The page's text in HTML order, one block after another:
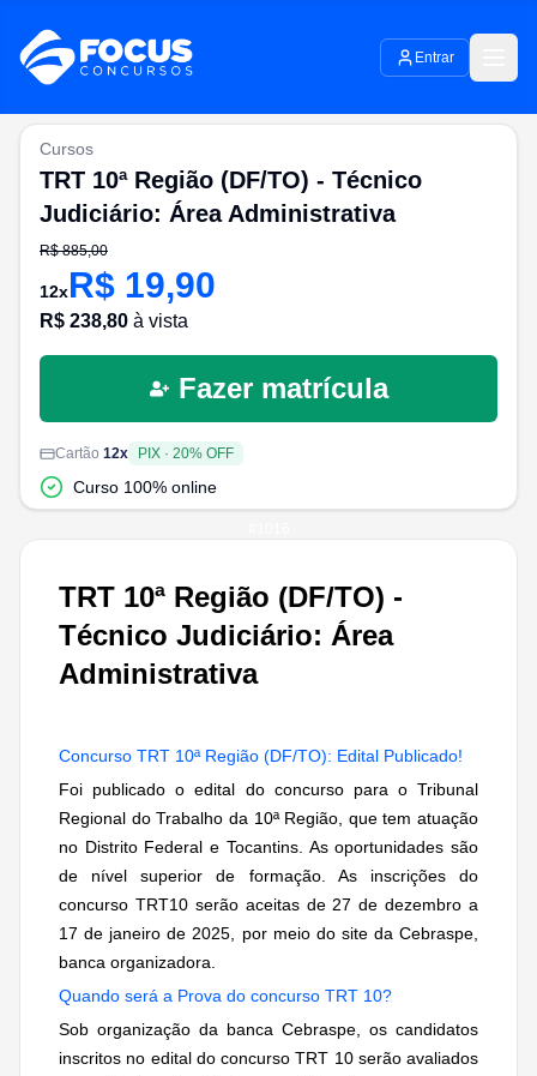
Entrar
TRT 10ª Região (DF/TO) -
Técnico Judiciário: Área
Administrativa
Concurso TRT 10ª Região (DF/TO): Edital Publicado!
Foi publicado o edital do concurso para o Tribunal
Regional do Trabalho da 10ª Região, que tem atuação
no Distrito Federal e Tocantins. As oportunidades são
de nível superior de formação. As inscrições do
concurso TRT10 serão aceitas de 27 de dezembro a
17 de janeiro de 2025, por meio do site da Cebraspe,
banca organizadora.
Quando será a Prova do concurso TRT 10?
Sob organização da banca Cebraspe, os candidatos
inscritos no edital do concurso TRT 10 serão avaliados
Cursos
TRT 10ª Região (DF/TO) - Técnico
Judiciário: Área Administrativa
R$885,00
12xR$ 19,90
R$ 238,80 à vista
Fazer matrícula
Cartão 12x PIX · 20% OFF
Curso 100% online